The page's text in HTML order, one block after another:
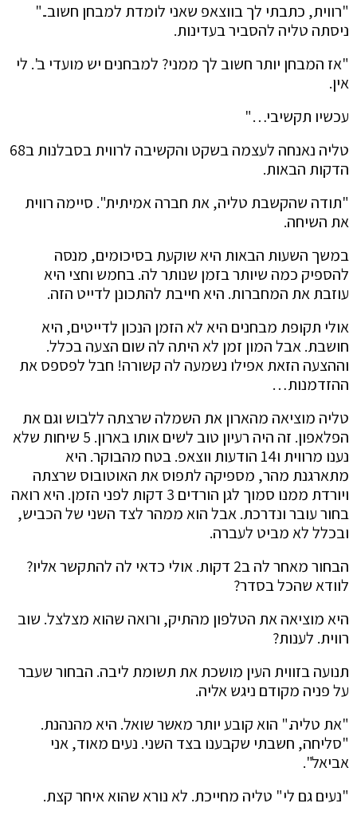
"רווית, כתבתי לך בווצאפ שאני לומדת למבחן חשוב.."
ניסתה טליה להסביר בעדינות.
"אז המבחן יותר חשוב לך ממני? למבחנים יש מועדי ב'. לי
אין.
עכשיו תקשיבי…"
טליה נאנחה לעצמה בשקט והקשיבה לרווית בסבלנות ב68
הדקות הבאות.
"תודה שהקשבת טליה, את חברה אמיתית". סיימה רווית
את השיחה.
במשך השעות הבאות היא שוקעת בסיכומים, מנסה
להספיק כמה שיותר בזמן שנותר לה. בחמש וחצי היא
עוזבת את המחברות. היא חייבת להתכונן לדייט הזה.
אולי תקופת מבחנים היא לא הזמן הנכון לדייטים, היא
חושבת. אבל המון זמן לא היתה לה שום הצעה בכלל.
וההצעה הזאת אפילו נשמעה לה קשורה! חבל לפספס את
ההזדמנות…
טליה מוציאה מהארון את השמלה שרצתה ללבוש וגם את
הפלאפון. זה היה רעיון טוב לשים אותו בארון. 5 שיחות שלא
נענו מרווית ו14 הודעות ווצאפ. בטח מהבוקר. היא
מתארגנת מהר, מספיקה לתפוס את האוטובוס שרצתה
ויורדת ממנו סמוך לגן הורדים 3 דקות לפני הזמן. היא רואה
בחור עובר ונדרכת. אבל הוא ממהר לצד השני של הכביש,
ובכלל לא מביט לעברה.
הבחור מאחר לה ב2 דקות. אולי כדאי לה להתקשר אליו?
לוודא שהכל בסדר?
היא מוציאה את הטלפון מהתיק, ורואה שהוא מצלצל. שוב
רווית. לענות?
תנועה בזווית העין מושכת את תשומת ליבה. הבחור שעבר
על פניה מקודם ניגש אליה.
"את טליה." הוא קובע יותר מאשר שואל. היא מהנהנת.
"סליחה, חשבתי שקבענו בצד השני. נעים מאוד, אני
אביאל".
"נעים גם לי" טליה מחייכת. לא נורא שהוא איחר קצת.